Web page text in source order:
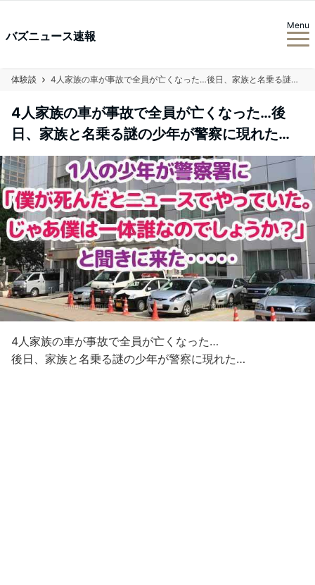
バズニュース速報
Menu
体験談 4人家族の車が事故で全員が亡くなった…後日、家族と名乗る謎の少年が警察に現れた…
4人家族の車が事故で全員が亡くなった…後
日、家族と名乗る謎の少年が警察に現れた…
4人家族の車が事故で全員が亡くなった…
後日、家族と名乗る謎の少年が警察に現れた…